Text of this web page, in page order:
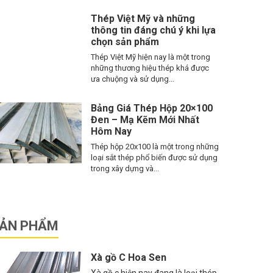
Thép Việt Mỹ và những
thông tin đáng chú ý khi lựa
chọn sản phẩm
Thép Việt Mỹ hiện nay là một trong
những thương hiệu thép khá được
ưa chuộng và sử dụng...
Bảng Giá Thép Hộp 20×100
Đen – Mạ Kẽm Mới Nhất
Hôm Nay
Thép hộp 20x100 là một trong những
loại sắt thép phổ biến được sử dụng
trong xây dựng và...
PHẨM
Xà gồ C Hoa Sen